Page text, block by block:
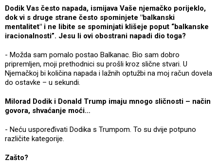
Dodik Vas često napada, ismijava Vaše njemačko porijeklo,
dok vi s druge strane često spominjete "balkanski
mentalitet" i ne libite se spominjati klišeje poput “balkanske
iracionalnosti”. Jesu li ovi obostrani napadi dio toga?
- Možda sam pomalo postao Balkanac. Bio sam dobro
pripremljen, moji prethodnici su prošli kroz slične stvari. U
Njemačkoj bi količina napada i lažnih optužbi na moj račun dovela
do ostavke – u sekundi.
Milorad Dodik i Donald Trump imaju mnogo sličnosti – način
govora, shvaćanje moći…
- Neću uspoređivati Dodika s Trumpom. To su dvije potpuno
različite kategorije.
Zašto?